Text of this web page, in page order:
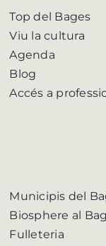
Top del Bages
Viu la cultura
Agenda
Blog
Accés a
Municipis del
Biosphere al
Fulleteria